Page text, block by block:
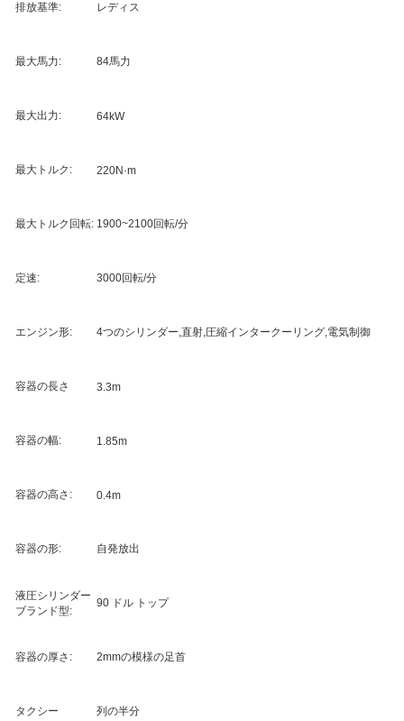
排放基準: レディス
最大馬力: 84馬力
最大出力: 64kW
最大トルク: 220N·m
最大トルク回転: 1900~2100回転/分
定速: 3000回転/分
エンジン形: 4つのシリンダー,直射,圧縮インタークーリング,電気制御
容器の長さ 3.3m
容器の幅: 1.85m
容器の高さ: 0.4m
容器の形: 自発放出
液圧シリンダー
ブランド型:
90 ドル トップ
容器の厚さ: 2mmの模様の足首
タクシー 列の半分